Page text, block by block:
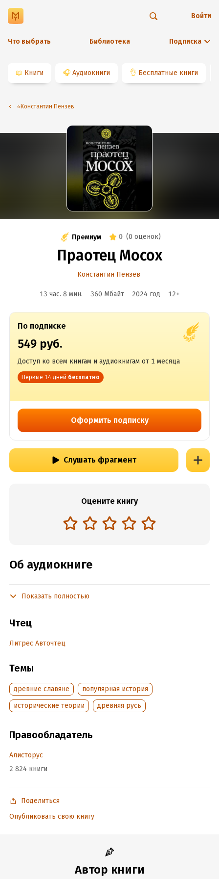
Что выбрать Библиотека Подписка
Войти
📖 Книги 🎧 Аудиокниги 👌 Бесплатные книги
⭐️Константин Пензев
Премиум 0 (0 оценок)
Праотец Мосох
Константин Пензев
13 час. 8 мин. 360 Мбайт 2024 год 12+
По подписке
549 руб.
Доступ ко всем книгам и аудиокнигам от 1 месяца
Первые 14 дней бесплатно
Оформить подписку
Слушать фрагмент
Оцените книгу
Об аудиокниге
Подробная информация
Дата поступления:
Показать полностью
Чтец
Литрес Авточтец
Темы
древние славяне
популярная история
исторические теории
древняя русь
Правообладатель
Алисторус
2 824 книги
Поделиться
Опубликовать свою книгу
Автор книги